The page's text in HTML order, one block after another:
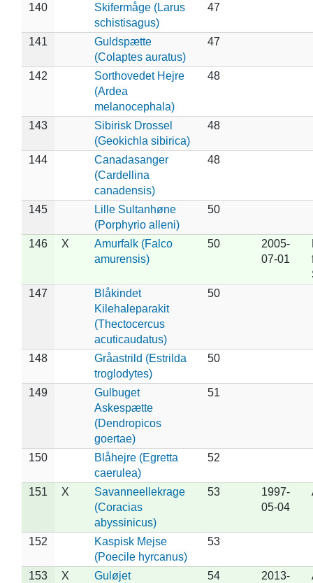
140
Skifermåge (Larus
schistisagus)
47
141
Guldspætte
(Colaptes auratus)
47
142
Sorthovedet Hejre
(Ardea
melanocephala)
48
143
Sibirisk Drossel
(Geokichla sibirica)
48
144
Canadasanger
(Cardellina
canadensis)
48
145
Lille Sultanhøne
(Porphyrio alleni)
50
146 X
Amurfalk (Falco
amurensis)
50
2005-
07-01
147
Blåkindet
Kilehaleparakit
(Thectocercus
acuticaudatus)
50
148
Gråastrild (Estrilda
troglodytes)
50
149
Gulbuget
Askespætte
(Dendropicos
goertae)
51
150
Blåhejre (Egretta
caerulea)
52
151 X
Savanneellekrage
(Coracias
abyssinicus)
53
1997-
05-04
152
Kaspisk Mejse
(Poecile hyrcanus)
53
153 X Guløjet 54 2013-